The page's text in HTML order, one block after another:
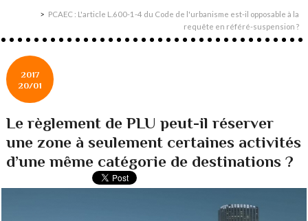
PCAEC : L'article L.600-1-4 du Code de l'urbanisme est-il opposable à la
requête en référé-suspension ?
2017
20/01
Le règlement de PLU peut-il réserver
une zone à seulement certaines activités
d’une même catégorie de destinations ?